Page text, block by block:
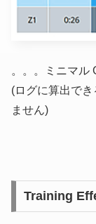
。。。ミニマル
(ログに算出で
ません)
Training